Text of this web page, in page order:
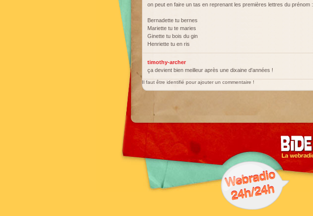
on peut en faire un tas en reprenant les premières lettres du prénom :
Bernadette tu bernes
Mariette tu te maries
Ginette tu bois du gin
Henriette tu en ris
timothy-archer
ça devient bien meilleur après une dixaine d'années !
Il faut être identifié pour ajouter un commentaire !